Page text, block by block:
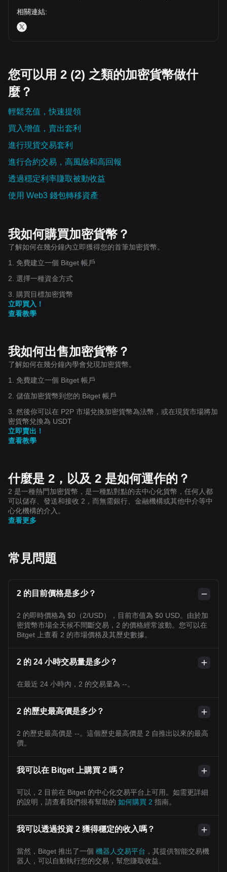
相關連結:
您可以用 2 (2) 之類的加密貨幣做什
麼？
輕鬆充值，快速提領
買入增值，賣出套利
進行現貨交易套利
進行合約交易，高風險和高回報
透過穩定利率賺取被動收益
使用 Web3 錢包轉移資產
我如何購買加密貨幣？
了解如何在幾分鐘內立即獲得您的首筆加密貨幣。
1. 免費建立一個 Bitget 帳戶
2. 選擇一種資金方式
3. 購買目標加密貨幣
立即買入！
查看教學
我如何出售加密貨幣？
了解如何在幾分鐘內學會兌現加密貨幣。
1. 免費建立一個 Bitget 帳戶
2. 儲值加密貨幣到您的 Bitget 帳戶
3. 然後你可以在 P2P 市場兌換加密貨幣為法幣，或在現貨市場將加
密貨幣兌換為 USDT
立即賣出！
查看教學
什麼是 2，以及 2 是如何運作的？
2 是一種熱門加密貨幣，是一種點對點的去中心化貨幣，任何人都
可以儲存、發送和接收 2，而無需銀行、金融機構或其他中介等中
心化機構的介入。
查看更多
常見問題
2 的目前價格是多少？
2 的即時價格為 $0（2/USD），目前市值為 $0 USD。由於加
密貨幣市場全天候不間斷交易，2 的價格經常波動。您可以在
Bitget 上查看 2 的市場價格及其歷史數據。
2 的 24 小時交易量是多少？
在最近 24 小時內，2 的交易量為 --。
2 的歷史最高價是多少？
2 的歷史最高價是 --。這個歷史最高價是 2 自推出以來的最高
價。
我可以在 Bitget 上購買 2 嗎？
可以，2 目前在 Bitget 的中心化交易平台上可用。如需更詳細
的說明，請查看我們很有幫助的 如何購買 2 指南。
我可以透過投資 2 獲得穩定的收入嗎？
當然，Bitget 推出了一個 機器人交易平台 ，其提供智能交易機
器人，可以自動執行您的交易，幫您賺取收益。